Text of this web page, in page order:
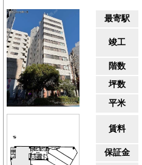
最寄駅
竣工
階数
坪数
平米
賃料
保証金